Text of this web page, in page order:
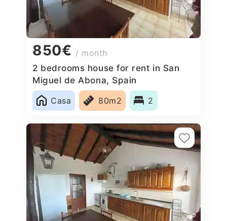
850€ / month
2 bedrooms house for rent in San
Miguel de Abona, Spain
Casa
80m2 2